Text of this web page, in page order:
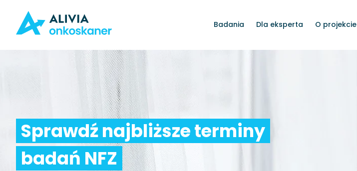
Badania Dla eksperta O projekcie
Sprawdź najbliższe terminy
badań NFZ